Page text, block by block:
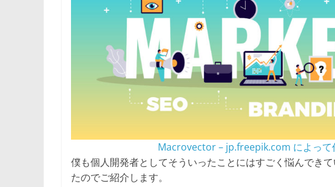
Macrovector – jp.freepik.com によって
僕も個人開発者としてそういったことにはすごく悩んでき
たのでご紹介します。